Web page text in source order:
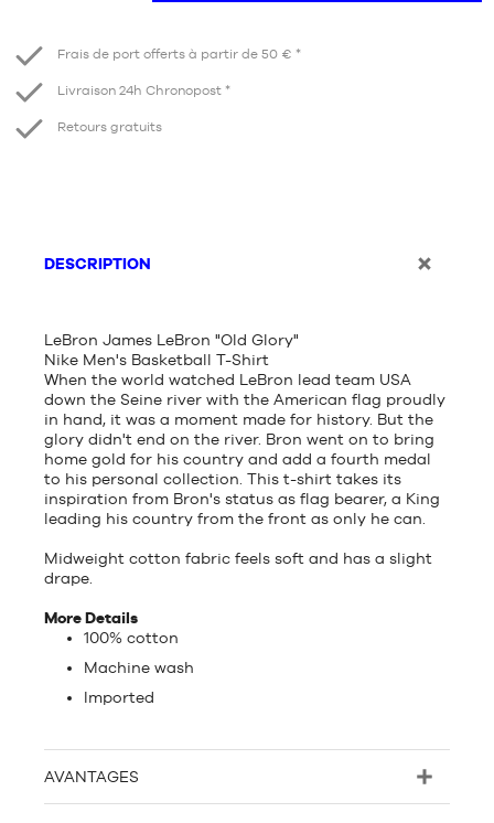
Frais de port offerts à partir de 50 € *
Livraison 24h Chronopost *
Retours gratuits
DESCRIPTION
LeBron James LeBron "Old Glory"
Nike Men's Basketball T-Shirt
When the world watched LeBron lead team USA
down the Seine river with the American flag proudly
in hand, it was a moment made for history. But the
glory didn't end on the river. Bron went on to bring
home gold for his country and add a fourth medal
to his personal collection. This t-shirt takes its
inspiration from Bron's status as flag bearer, a King
leading his country from the front as only he can.
Midweight cotton fabric feels soft and has a slight
drape.
More Details
100% cotton
Machine wash
Imported
AVANTAGES